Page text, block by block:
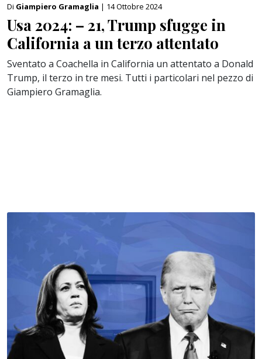
Di Giampiero Gramaglia | 14 Ottobre 2024
Usa 2024: – 21, Trump sfugge in
California a un terzo attentato
Sventato a Coachella in California un attentato a Donald
Trump, il terzo in tre mesi. Tutti i particolari nel pezzo di
Giampiero Gramaglia.